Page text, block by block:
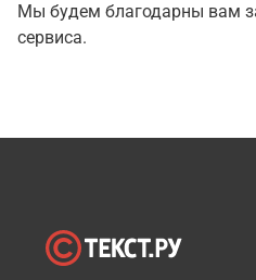
Мы будем благодарны вам
сервиса.